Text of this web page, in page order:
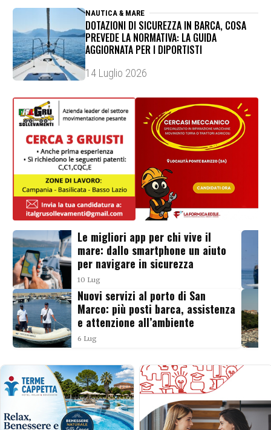
NAUTICA & MARE
DOTAZIONI DI SICUREZZA IN BARCA, COSA
PREVEDE LA NORMATIVA: LA GUIDA
AGGIORNATA PER I DIPORTISTI
14 Luglio 2026
Le migliori app per chi vive il
mare: dallo smartphone un aiuto
per navigare in sicurezza
10 Lug
Nuovi servizi al porto di San
Marco: più posti barca, assistenza
e attenzione all’ambiente
6 Lug